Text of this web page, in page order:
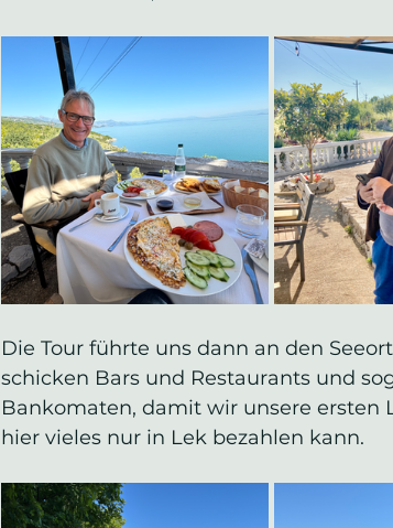
Die Tour führte uns dann an den
schicken Bars und Restaurants und
Bankomaten, damit wir unsere ersten
hier vieles nur in Lek bezahlen kann.